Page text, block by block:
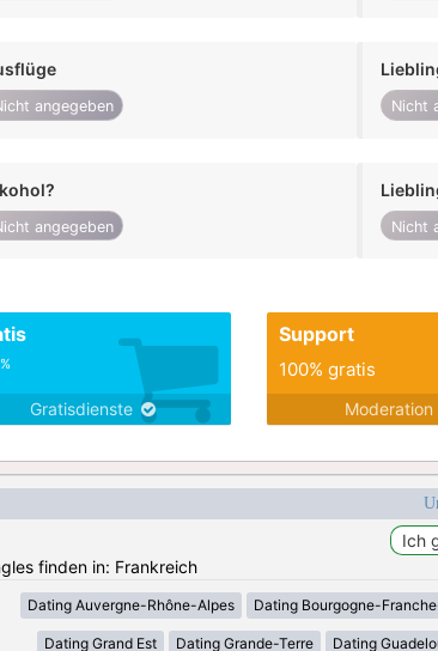
angegeben Nicht
angegeben Nicht
%
Gratisdienste
Support
100% gratis
Moderation
finden in: Frankreich
Dating Auvergne-Rhône-Alpes Dating Bourgogne-
Dating Grand Est Dating Grande-Terre Dating